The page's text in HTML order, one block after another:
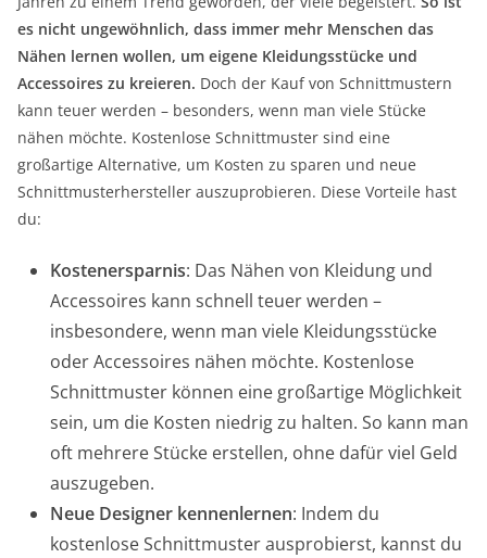
es nicht ungewöhnlich, dass immer mehr Menschen das
Nähen lernen wollen, um eigene Kleidungsstücke und
Accessoires zu kreieren. Doch der Kauf von Schnittmustern
kann teuer werden – besonders, wenn man viele Stücke
nähen möchte. Kostenlose Schnittmuster sind eine
großartige Alternative, um Kosten zu sparen und neue
Schnittmusterhersteller auszuprobieren. Diese Vorteile hast
du:
Kostenersparnis: Das Nähen von Kleidung und
Accessoires kann schnell teuer werden –
insbesondere, wenn man viele Kleidungsstücke
oder Accessoires nähen möchte. Kostenlose
Schnittmuster können eine großartige Möglichkeit
sein, um die Kosten niedrig zu halten. So kann man
oft mehrere Stücke erstellen, ohne dafür viel Geld
auszugeben.
Neue Designer kennenlernen: Indem du
kostenlose Schnittmuster ausprobierst, kannst du